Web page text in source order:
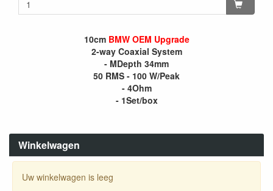
Winkelwagen
Uw winkelwagen is leeg
10cm BMW OEM Upgrade
2-way Coaxial System
- MDepth 34mm
50 RMS - 100 W/Peak
- 4Ohm
- 1Set/box